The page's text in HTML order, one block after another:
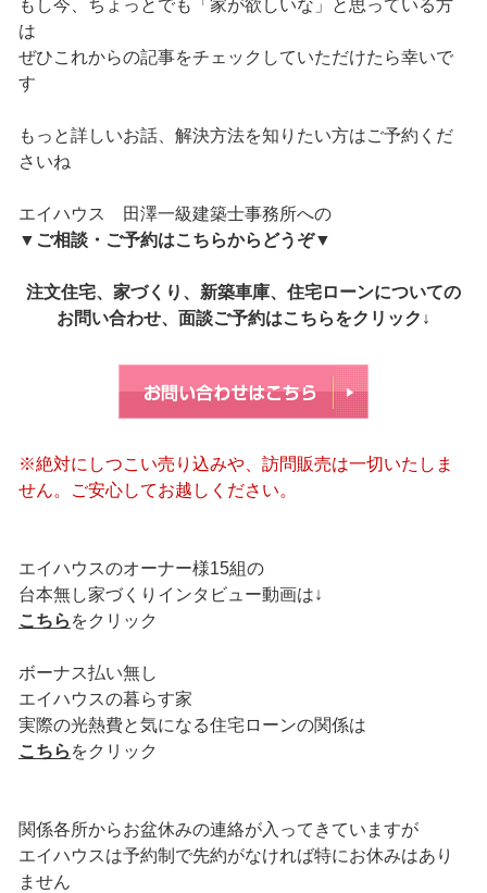
もし今、ちょっとでも「家が欲しいな」と思っている方
は
ぜひこれからの記事をチェックしていただけたら幸いで
す
もっと詳しいお話、解決方法を知りたい方はご予約くだ
さいね
エイハウス 田澤一級建築士事務所への
▼ ご相談・ご予約はこちらからどうぞ▼
注文住宅、家づくり、新築車庫、住宅ローンについての
お問い合わせ、面談ご予約はこちらをクリック↓
※絶対にしつこい売り込みや、訪問販売は一切いたしま
せん。ご安心してお越しください。
エイハウスのオーナー様15組の
台本無し家づくりインタビュー動画は↓
こちら をクリック
ボーナス払い無し
エイハウスの暮らす家
実際の光熱費と気になる住宅ローンの関係は
こちら をクリック
関係各所からお盆休みの連絡が入ってきていますが
エイハウスは予約制で先約がなければ特にお休みはあり
ません